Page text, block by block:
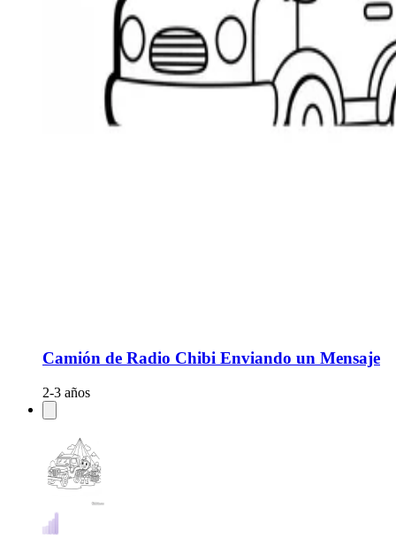
Camión de Radio Chibi Enviando un Mensaje
2-3 años